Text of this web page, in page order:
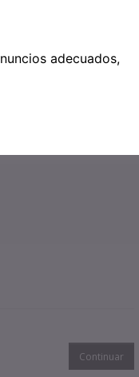
adecuados,
Continuar